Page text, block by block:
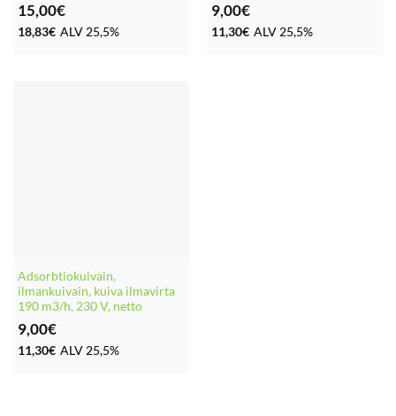
15,00€
18,83€ ALV 25,5%
9,00€
11,30€ ALV 25,5%
Adsorbtiokuivain,
ilmankuivain, kuiva ilmavirta
190 m3/h, 230 V, netto
9,00€
11,30€ ALV 25,5%